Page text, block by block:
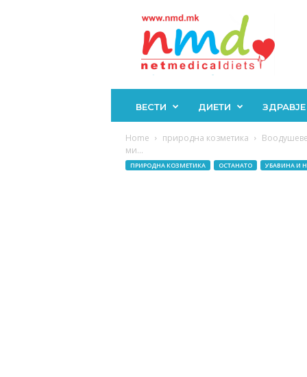
ВЕСТИ ДИЕТИ ЗДРАВЈЕ
Home природна козметика
ми...
ПРИРОДНА КОЗМЕТИКА ОСТАНАТО УБАВИНА И